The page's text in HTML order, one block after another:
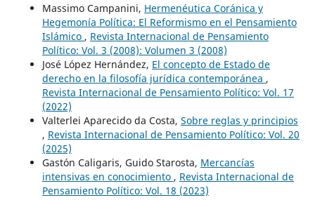
Massimo Campanini, Hermenéutica Coránica y
Hegemonía Política: El Reformismo en el Pensamiento
Islámico , Revista Internacional de Pensamiento
Político: Vol. 3 (2008): Volumen 3 (2008)
José López Hernández, El concepto de Estado de
derecho en la filosofía jurídica contemporánea ,
Revista Internacional de Pensamiento Político: Vol. 17
(2022)
Valterlei Aparecido da Costa, Sobre reglas y principios
, Revista Internacional de Pensamiento Político: Vol. 20
(2025)
Gastón Caligaris, Guido Starosta, Mercancías
intensivas en conocimiento , Revista Internacional de
Pensamiento Político: Vol. 18 (2023)